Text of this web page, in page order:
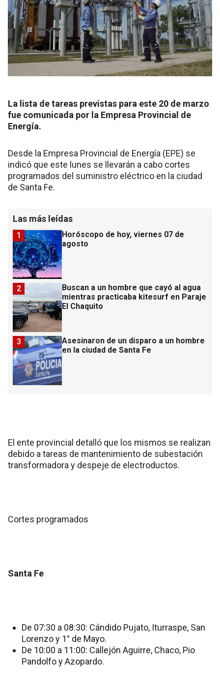
La lista de tareas previstas para este 20 de marzo
fue comunicada por la Empresa Provincial de
Energía.
Desde la Empresa Provincial de Energía (EPE) se
indicó que este lunes se llevarán a cabo cortes
programados del suministro eléctrico en la ciudad
de Santa Fe.
Las más leídas
Horóscopo de hoy, viernes 07 de
agosto
1
Buscan a un hombre que cayó al agua
mientras practicaba kitesurf en Paraje
El Chaquito
2
Asesinaron de un disparo a un hombre
en la ciudad de Santa Fe
3
El ente provincial detalló que los mismos se realizan
debido a tareas de mantenimiento de subestación
transformadora y despeje de electroductos.
Cortes programados
Santa Fe
De 07:30 a 08:30: Cándido Pujato, Iturraspe, San
Lorenzo y 1° de Mayo.
De 10:00 a 11:00: Callejón Aguirre, Chaco, Pio
Pandolfo y Azopardo.